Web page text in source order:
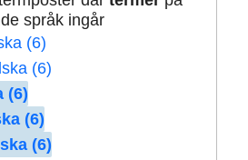
språk ingår
(6)
(6)
(6)
(6)
(6)